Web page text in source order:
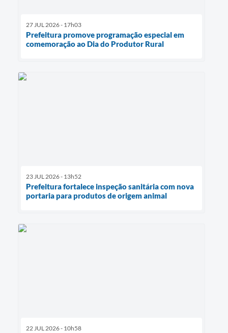
27 JUL 2026 - 17h03
Prefeitura promove programação especial em
comemoração ao Dia do Produtor Rural
23 JUL 2026 - 13h52
Prefeitura fortalece inspeção sanitária com nova
portaria para produtos de origem animal
22 JUL 2026 - 10h58